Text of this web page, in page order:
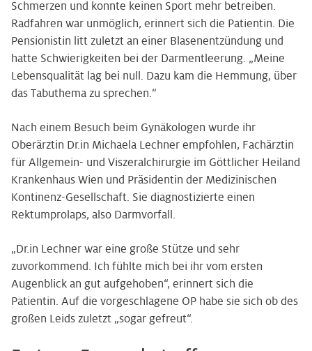
Schmerzen und konnte keinen Sport mehr betreiben.
Radfahren war unmöglich, erinnert sich die Patientin. Die
Pensionistin litt zuletzt an einer Blasenentzündung und
hatte Schwierigkeiten bei der Darmentleerung. „Meine
Lebensqualität lag bei null. Dazu kam die Hemmung, über
das Tabuthema zu sprechen.“
Nach einem Besuch beim Gynäkologen wurde ihr
Oberärztin Dr.in Michaela Lechner empfohlen, Fachärztin
für Allgemein- und Viszeralchirurgie im Göttlicher Heiland
Krankenhaus Wien und Präsidentin der Medizinischen
Kontinenz-Gesellschaft. Sie diagnostizierte einen
Rektumprolaps, also Darmvorfall.
„Dr.in Lechner war eine große Stütze und sehr
zuvorkommend. Ich fühlte mich bei ihr vom ersten
Augenblick an gut aufgehoben“, erinnert sich die
Patientin. Auf die vorgeschlagene OP habe sie sich ob des
großen Leids zuletzt „sogar gefreut“.